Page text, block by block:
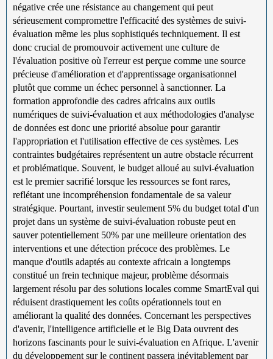
négative crée une résistance au changement qui peut
sérieusement compromettre l'efficacité des systèmes de suivi-
évaluation même les plus sophistiqués techniquement. Il est
donc crucial de promouvoir activement une culture de
l'évaluation positive où l'erreur est perçue comme une source
précieuse d'amélioration et d'apprentissage organisationnel
plutôt que comme un échec personnel à sanctionner. La
formation approfondie des cadres africains aux outils
numériques de suivi-évaluation et aux méthodologies d'analyse
de données est donc une priorité absolue pour garantir
l'appropriation et l'utilisation effective de ces systèmes. Les
contraintes budgétaires représentent un autre obstacle récurrent
et problématique. Souvent, le budget alloué au suivi-évaluation
est le premier sacrifié lorsque les ressources se font rares,
reflétant une incompréhension fondamentale de sa valeur
stratégique. Pourtant, investir seulement 5% du budget total d'un
projet dans un système de suivi-évaluation robuste peut en
sauver potentiellement 50% par une meilleure orientation des
interventions et une détection précoce des problèmes. Le
manque d'outils adaptés au contexte africain a longtemps
constitué un frein technique majeur, problème désormais
largement résolu par des solutions locales comme SmartEval qui
réduisent drastiquement les coûts opérationnels tout en
améliorant la qualité des données. Concernant les perspectives
d'avenir, l'intelligence artificielle et le Big Data ouvrent des
horizons fascinants pour le suivi-évaluation en Afrique. L'avenir
du développement sur le continent passera inévitablement par